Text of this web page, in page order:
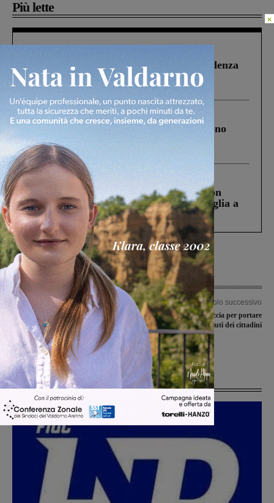
Più lette
Piscina di Figline finanziata oltre la scadenza
Pnrr, il gruppo di Fratelli d’Italia: “Un
ringraziamento al Governo”
Cronaca 4 Agosto 2026
Un anno fa la strage in A1 in cui morirono
Gianni, Giulia e Franco. Lo schianto, il
processo, lo stop ai sorpassi fra tir....
Cronaca 3 Agosto 2026
Scomparso da una struttura di Castiglion
Fiorentino l’uomo che aveva ucciso la figlia a
Levane nel 2020
Articolo precedente
Giochi inclusivi: la richiesta di
Chienni recepita dalla consigliera
Vadi, prima firmataria di una
mozione
Articolo successivo
La Misericordia a Muccia per portare
gli aiuti dei cittadini
Ultime Notizie
×